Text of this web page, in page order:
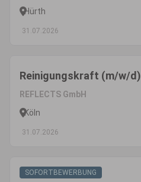
Hürth
31.07.2026
Reinigungskraft (m/w/d)
REFLECTS GmbH
Köln
31.07.2026
SOFORTBEWERBUNG